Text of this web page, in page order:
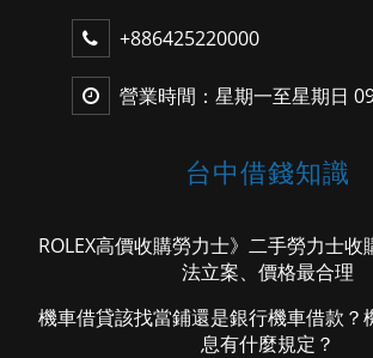
+886425220000
營業時間：星期一至星期日
台中借錢知識
ROLEX高價收購勞力士》二手勞力士收
法立案、價格最合理
機車借貸該找當鋪還是銀行機車借款？
息有什麼規定？